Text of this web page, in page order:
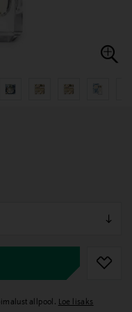
allpool. Loe lisaks